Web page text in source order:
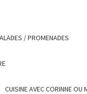
/ PROMENADES
CUISINE AVEC CORINNE OU